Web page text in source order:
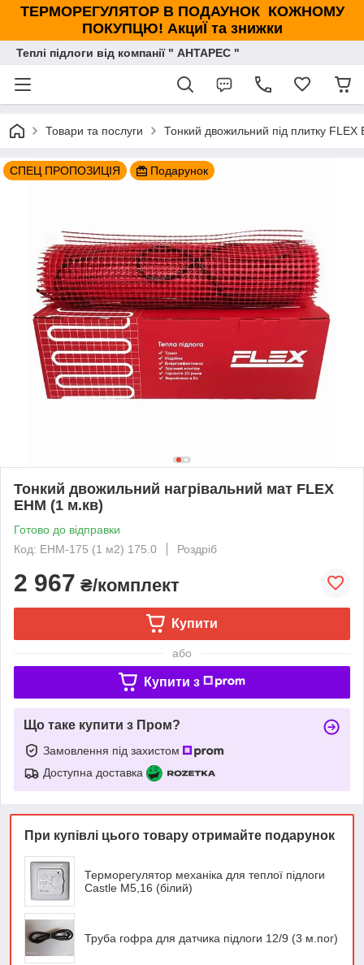
ТЕРМОРЕГУЛЯТОР В ПОДАУНОК КОЖНОМУ
ПОКУПЦЮ! АкциЇ та знижки
Теплі підлоги від компанії " АНТАРЕС "
Товари та послуги Тонкий двожильний під плитку FLEX
СПЕЦ ПРОПОЗИЦІЯ Подарунок
Тонкий двожильний нагрівальний мат FLEX
EHM (1 м.кв)
Готово до відправки
Код: EHM-175 (1 м2) 175.0
Роздріб
2 967 ₴/комплект
Купити
або
Купити з
Що таке купити з Пром?
Замовлення під захистом
Доступна доставка
При купівлі цього товару отримайте подарунок
Терморегулятор механіка для теплої підлоги
Castle М5,16 (білий)
Труба гофра для датчика підлоги 12/9 (3 м.пог)